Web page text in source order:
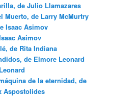
de Julio Llamazares
Muerto, de Larry McMurtry
Isaac Asimov
Asimov
de Rita Indiana
de Elmore Leonard
de la eternidad, de
Aspostolides